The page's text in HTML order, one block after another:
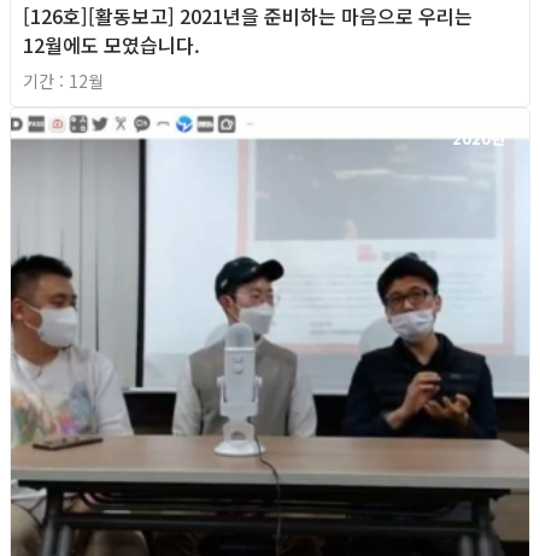
[126호][활동보고] 2021년을 준비하는 마음으로 우리는
12월에도 모였습니다.
기간 : 12월
2020년